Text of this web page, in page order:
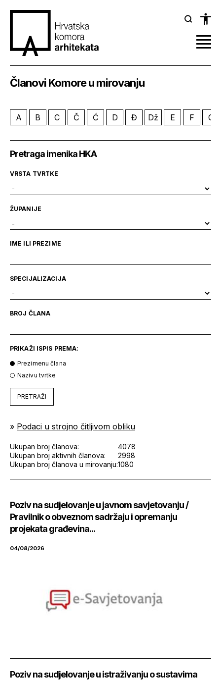
Članovi Komore u mirovanju
A B C Č Ć D Đ Dž E F G
Pretraga imenika HKA
VRSTA TVRTKE
ŽUPANIJE
IME ILI PREZIME
SPECIJALIZACIJA
BROJ ČLANA
PRIKAŽI ISPIS PREMA:
Prezimenu člana
Nazivu tvrtke
PRETRAŽI
» Podaci u strojno čitljivom obliku
Ukupan broj članova:
4078
Ukupan broj aktivnih članova:
2998
Ukupan broj članova u mirovanju:1080
Poziv na sudjelovanje u javnom savjetovanju /
Pravilnik o obveznom sadržaju i opremanju
projekata građevina...
04/08/2026
Poziv na sudjelovanje u istraživanju o sustavima